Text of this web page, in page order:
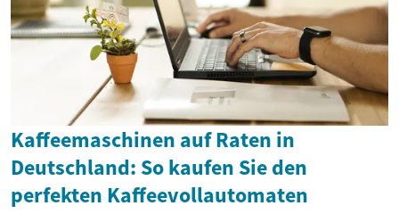
Kaffeemaschinen auf Raten in
Deutschland: So kaufen Sie den
perfekten Kaffeevollautomaten